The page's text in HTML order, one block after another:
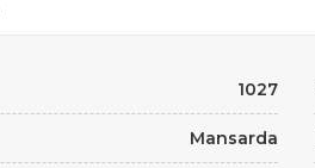
1027
Mansarda